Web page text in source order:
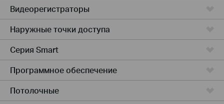
Видеорегистраторы
Наружные точки доступа
Серия Smart
Программное обеспечение
Потолочные